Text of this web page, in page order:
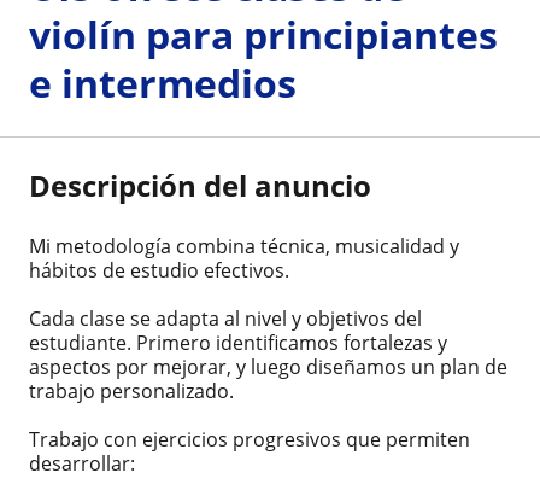
violín para principiantes
e intermedios
Descripción del anuncio
Mi metodología combina técnica, musicalidad y
hábitos de estudio efectivos.
Cada clase se adapta al nivel y objetivos del
estudiante. Primero identificamos fortalezas y
aspectos por mejorar, y luego diseñamos un plan de
trabajo personalizado.
Trabajo con ejercicios progresivos que permiten
desarrollar: